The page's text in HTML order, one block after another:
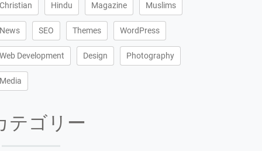
Christian Hindu Magazine Muslims
News SEO Themes WordPress
Web Development Design Photography
Media
テゴリー